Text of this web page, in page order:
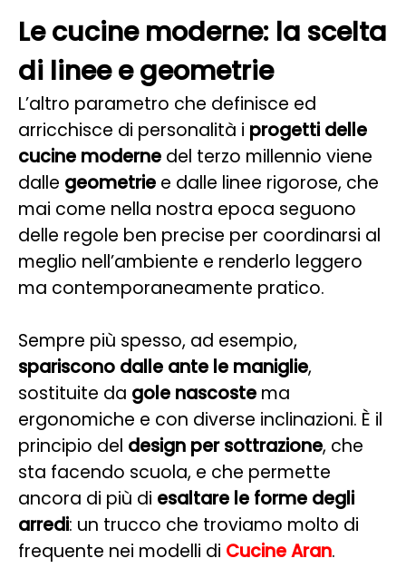
Le cucine moderne: la scelta
di linee e geometrie
L’altro parametro che definisce ed
arricchisce di personalità i progetti delle
cucine moderne del terzo millennio viene
dalle geometrie e dalle linee rigorose, che
mai come nella nostra epoca seguono
delle regole ben precise per coordinarsi al
meglio nell’ambiente e renderlo leggero
ma contemporaneamente pratico.
Sempre più spesso, ad esempio,
spariscono dalle ante le maniglie,
sostituite da gole nascoste ma
ergonomiche e con diverse inclinazioni. È il
principio del design per sottrazione, che
sta facendo scuola, e che permette
ancora di più di esaltare le forme degli
arredi: un trucco che troviamo molto di
frequente nei modelli di Cucine Aran.